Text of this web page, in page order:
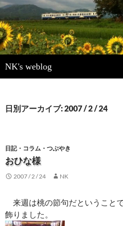
NK's weblog
索
ン
キ
ッ
プ
日別アーカイブ: 2007 / 2 / 24
日記・コラム・つぶやき
おひな様
2007 / 2 / 24 NK
来週は桃の節句だということ
飾りました。